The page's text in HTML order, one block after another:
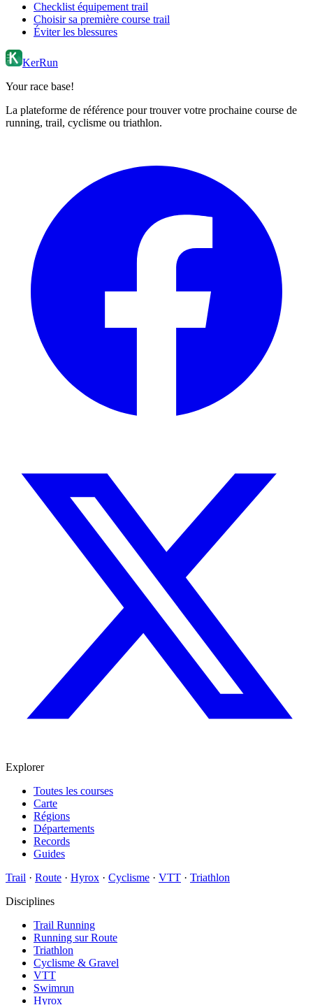
Checklist équipement trail
Choisir sa première course trail
Éviter les blessures
KerRun
Your race base!
La plateforme de référence pour trouver votre prochaine course de
running, trail, cyclisme ou triathlon.
Explorer
Toutes les courses
Carte
Régions
Départements
Records
Guides
Trail · Route · Hyrox · Cyclisme · VTT · Triathlon
Disciplines
Trail Running
Running sur Route
Triathlon
Cyclisme & Gravel
VTT
Swimrun
Hyrox